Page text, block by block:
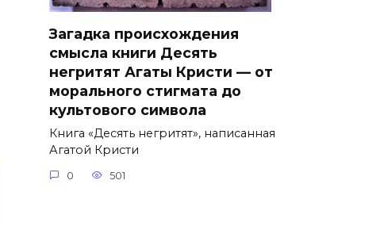
Загадка происхождения
смысла книги Десять
негритят Агаты Кристи — от
морального стигмата до
культового символа
Книга «Десять негритят», написанная
Агатой Кристи
0 501